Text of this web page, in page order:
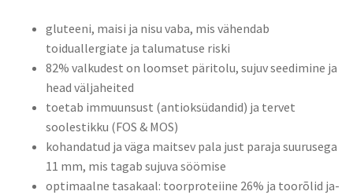
gluteeni, maisi ja nisu vaba, mis vähendab
toiduallergiate ja talumatuse riski
82% valkudest on loomset päritolu, sujuv seedimine ja
head väljaheited
toetab immuunsust (antioksüdandid) ja tervet
soolestikku (FOS & MOS)
kohandatud ja väga maitsev pala just paraja suurusega
11 mm, mis tagab sujuva söömise
optimaalne tasakaal: toorproteiine 26% ja toorõlid ja-